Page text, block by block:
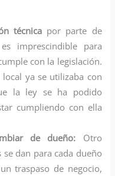
técnicapor parte de
imprescindible para
con la legislación.
ya se utilizaba con
la ley se ha podido
cumpliendo con ella
de dueño: Otro
se dan para cada dueño
traspaso de negocio,